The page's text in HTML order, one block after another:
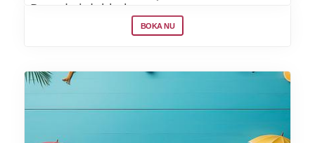
Boende i dubbelrum
BOKA NU